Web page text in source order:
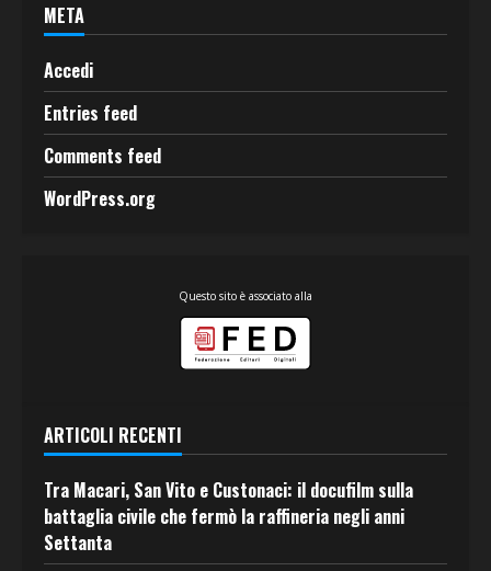
META
Accedi
Entries feed
Comments feed
WordPress.org
Questo sito è associato alla
ARTICOLI RECENTI
Tra Macari, San Vito e Custonaci: il docufilm sulla
battaglia civile che fermò la raffineria negli anni
Settanta